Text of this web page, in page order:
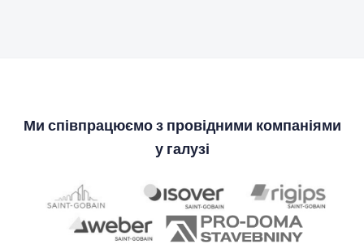
Ми співпрацюємо з провідними компаніями
у галузі